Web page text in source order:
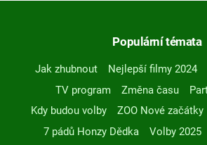
Populární témata
Jak zhubnout Nejlepší filmy 2024
TV program
Změna času
Kdy budou volby
ZOO Nové začátky
7 pádů Honzy Dědka
Volby 2025